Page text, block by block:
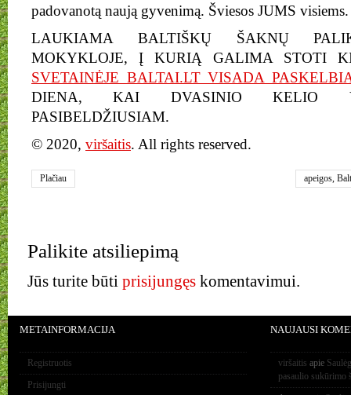
padovanotą naują gyvenimą. Šviesos JUMS visiems.
LAUKIAMA BALTIŠKŲ ŠAKNŲ
MOKYKLOJE, Į KURIĄ GALIMA STOTI
SVETAINĖJE BALTAI.LT VISADA
DIENA, KAI DVASINIO KELIO
PASIBELDŽIUSIAM.
© 2020, viršaitis. All rights reserved.
Plačiau apeigos,
Palikite atsiliepimą
Jūs turite būti prisijungęs komentavimui.
METAINFORMACIJA
Registruotis
Prisijungti
NAUJAUSI
viršaitis apie
pasaulio sukūrimo